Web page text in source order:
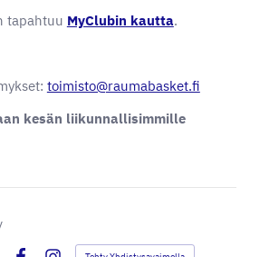
tapahtuu MyClubin kautta.
toimisto@raumabasket.fi
kesän liikunnallisimmille